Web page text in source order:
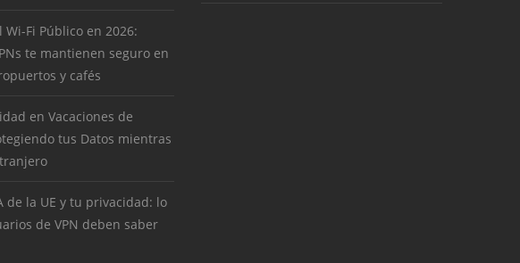
Wi-Fi Público en 2026:
te mantienen seguro en
y cafés
en Vacaciones de
tus Datos mientras
de la UE y tu privacidad: lo
de VPN deben saber